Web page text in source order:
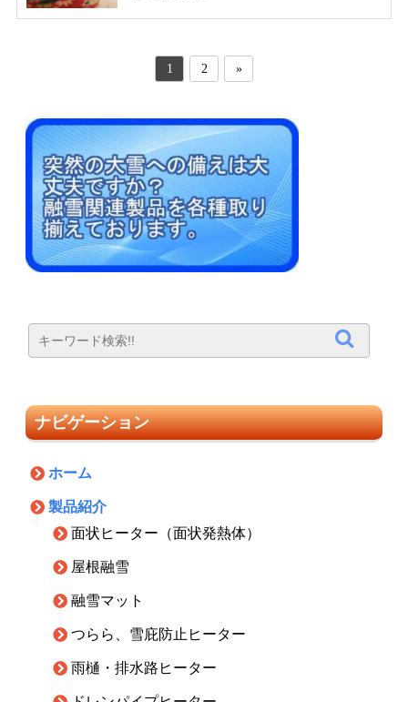
1 2 »
ナビゲーション
ホーム
製品紹介
面状ヒーター（面状発熱体）
屋根融雪
融雪マット
つらら、雪庇防止ヒーター
雨樋・排水路ヒーター